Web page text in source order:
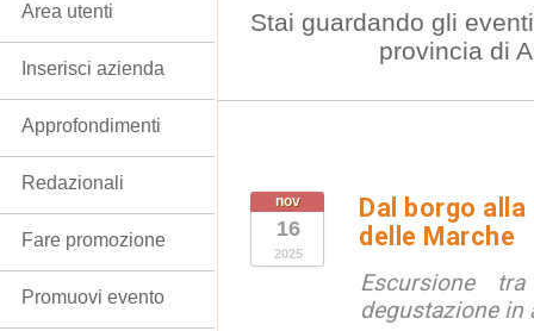
Stai guardando gli
provincia di
nov
16
2025
Dal borgo
delle Marche
Escursione
degustazione in
Area utenti
Inserisci azienda
Approfondimenti
Redazionali
Fare promozione
Promuovi evento